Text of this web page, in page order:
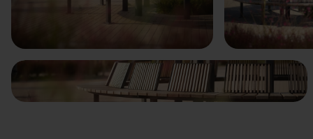
Következő